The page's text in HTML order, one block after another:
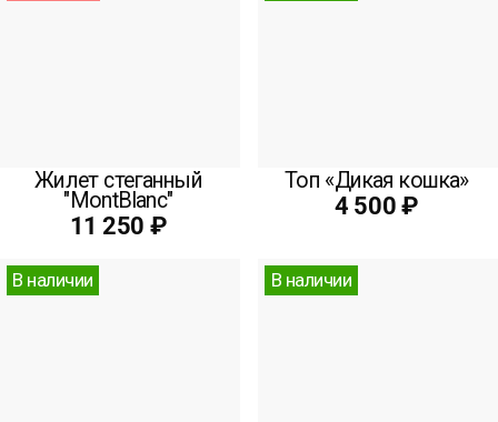
Жилет стеганный
"MontBlanc"
11 250 ₽
Топ «Дикая кошка»
4 500 ₽
В наличии В наличии